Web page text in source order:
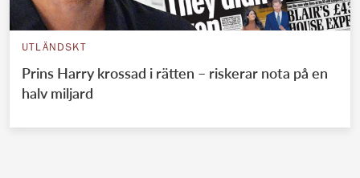
UTLÄNDSKT
Prins Harry krossad i rätten – riskerar nota på en
halv miljard